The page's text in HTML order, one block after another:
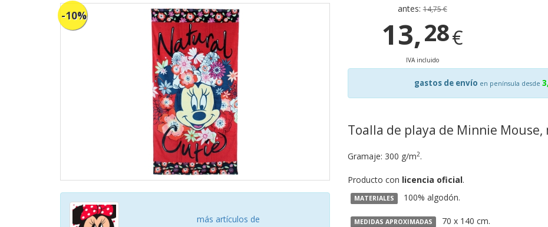
-10%
más artículos de
antes:14,75 €
13,28€
IVA incluido
gastos de envío en península desde
Toalla de playa de Minnie
Gramaje: 300 g/m2.
Producto con licencia oficial.
MATERIALES 100% algodón.
MEDIDAS APROXIMADAS 70 x 140 cm.